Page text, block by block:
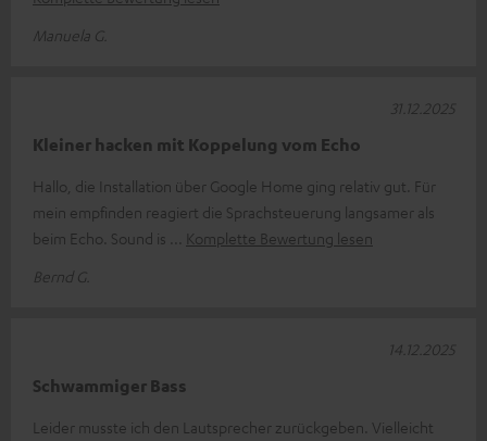
Manuela G.
Kleiner hacken mit Koppelung vom Echo
Hallo, die Installation über Google Home ging relativ gut. Für
mein empfinden reagiert die Sprachsteuerung langsamer als
beim Echo. Sound is
Komplette Bewertung lesen
Bernd G.
31.12.2025
Schwammiger Bass
Leider musste ich den Lautsprecher zurückgeben. Vielleicht
14.12.2025